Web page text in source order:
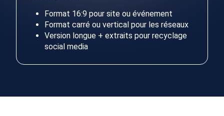
Format 16:9 pour site ou événement
Format carré ou vertical pour les réseaux
Version longue + extraits pour recyclage
social media